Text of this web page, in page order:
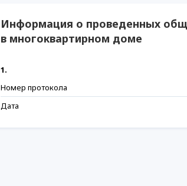
Информация о проведенных
в многоквартирном доме
1.
Номер протокола
Дата